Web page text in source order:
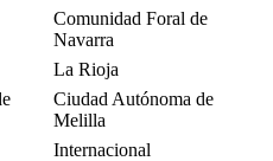
Comunidad Foral de
Navarra
La Rioja
Ciudad Autónoma de
Melilla
Internacional